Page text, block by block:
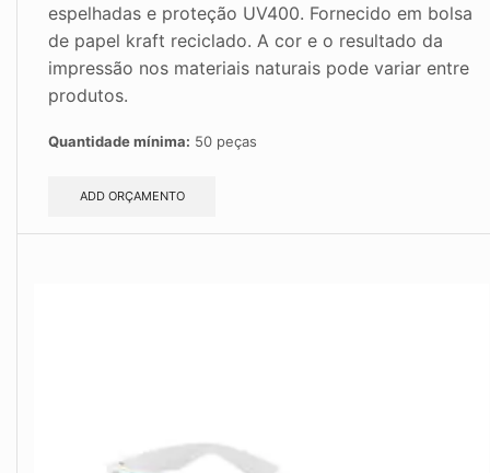
espelhadas e proteção UV400. Fornecido em bolsa
de papel kraft reciclado. A cor e o resultado da
impressão nos materiais naturais pode variar entre
produtos.
Quantidade mínima: 50 peças
ADD ORÇAMENTO